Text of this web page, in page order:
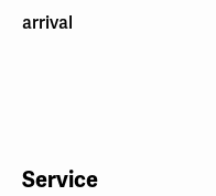
arrival
Service